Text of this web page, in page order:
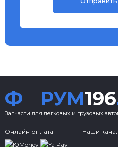
Ф РУМ196
Запчасти для легковых и грузовых
Онлайн оплата Наши